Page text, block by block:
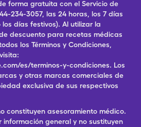
forma gratuita con el Servicio de
234-3057, las 24 horas, los 7 días
días festivos). Al utilizar la
descuento para recetas médicas
los Términos y Condiciones,
es/terminos-y-condiciones. Los
y otras marcas comerciales de
exclusiva de sus respectivos
constituyen asesoramiento médico.
información general y no sustituyen